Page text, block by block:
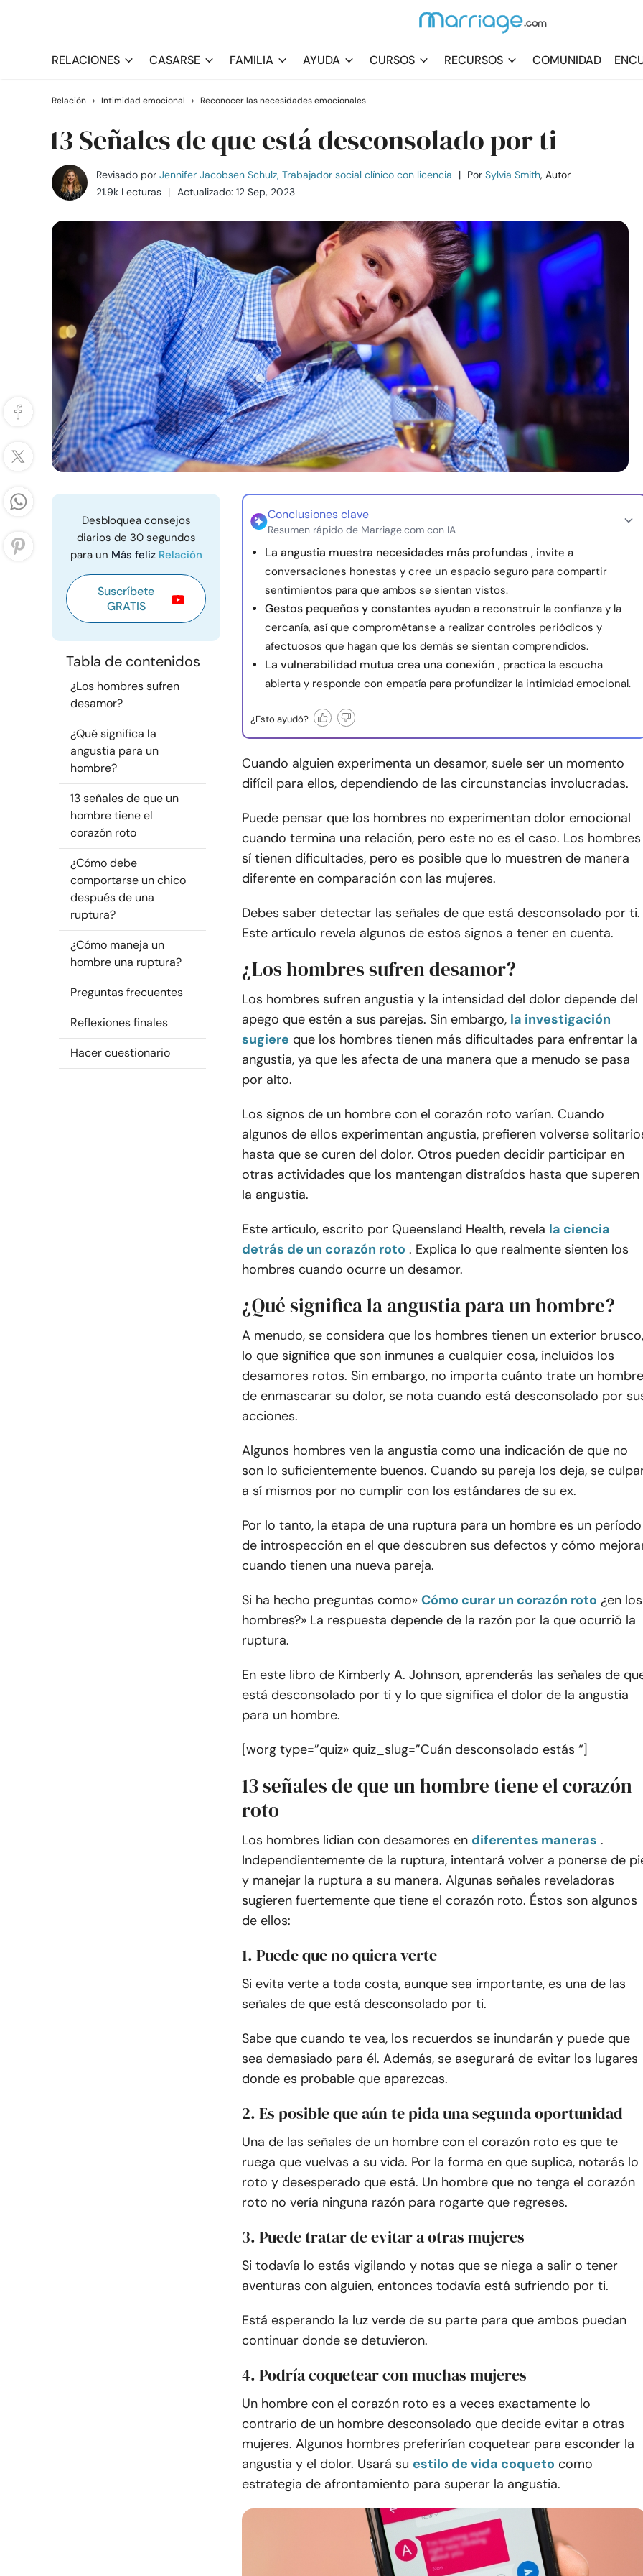
RELACIONES CASARSE FAMILIA AYUDA CURSOS RECURSOS COMUNIDAD
Relación › Intimidad emocional › Reconocer las necesidades emocionales
13 Señales de que está desconsolado por ti
Revisado por Jennifer Jacobsen Schulz, Trabajador social clínico con licencia | Por Sylvia Smith, Autor
21.9k Lecturas
Actualizado: 12 Sep, 2023
Desbloquea consejos
diarios de 30 segundos
para un Más feliz Relación
Suscríbete
GRATIS
Tabla de contenidos
¿Los hombres sufren
desamor?
¿Qué significa la
angustia para un
hombre?
13 señales de que un
hombre tiene el
corazón roto
¿Cómo debe
comportarse un chico
después de una
ruptura?
¿Cómo maneja un
hombre una ruptura?
Preguntas frecuentes
Reflexiones finales
Hacer cuestionario
Conclusiones clave
Resumen rápido de Marriage.com con IA
La angustia muestra necesidades más profundas , invite a
conversaciones honestas y cree un espacio seguro para compartir
sentimientos para que ambos se sientan vistos.
Gestos pequeños y constantes ayudan a reconstruir la confianza y la
cercanía, así que comprométanse a realizar controles periódicos y
afectuosos que hagan que los demás se sientan comprendidos.
La vulnerabilidad mutua crea una conexión , practica la escucha
abierta y responde con empatía para profundizar la intimidad emocional.
¿Esto ayudó?
Cuando alguien experimenta un desamor, suele ser un momento
difícil para ellos, dependiendo de las circunstancias involucradas.
Puede pensar que los hombres no experimentan dolor emocional
cuando termina una relación, pero este no es el caso. Los hombres
sí tienen dificultades, pero es posible que lo muestren de manera
diferente en comparación con las mujeres.
Debes saber detectar las señales de que está desconsolado por ti.
Este artículo revela algunos de estos signos a tener en cuenta.
¿Los hombres sufren desamor?
Los hombres sufren angustia y la intensidad del dolor depende del
apego que estén a sus parejas. Sin embargo, la investigación
sugiere que los hombres tienen más dificultades para enfrentar la
angustia, ya que les afecta de una manera que a menudo se pasa
por alto.
Los signos de un hombre con el corazón roto varían. Cuando
algunos de ellos experimentan angustia, prefieren volverse
hasta que se curen del dolor. Otros pueden decidir participar en
otras actividades que los mantengan distraídos hasta que superen
la angustia.
Este artículo, escrito por Queensland Health, revela la ciencia
detrás de un corazón roto . Explica lo que realmente sienten los
hombres cuando ocurre un desamor.
¿Qué significa la angustia para un hombre?
A menudo, se considera que los hombres tienen un exterior brusco,
lo que significa que son inmunes a cualquier cosa, incluidos los
desamores rotos. Sin embargo, no importa cuánto trate un hombre
de enmascarar su dolor, se nota cuando está desconsolado por
acciones.
Algunos hombres ven la angustia como una indicación de que no
son lo suficientemente buenos. Cuando su pareja los deja, se
a sí mismos por no cumplir con los estándares de su ex.
Por lo tanto, la etapa de una ruptura para un hombre es un período
de introspección en el que descubren sus defectos y cómo
cuando tienen una nueva pareja.
Si ha hecho preguntas como» Cómo curar un corazón roto ¿en los
hombres?» La respuesta depende de la razón por la que ocurrió la
ruptura.
En este libro de Kimberly A. Johnson, aprenderás las señales de
está desconsolado por ti y lo que significa el dolor de la angustia
para un hombre.
[worg type=”quiz» quiz_slug=”Cuán desconsolado estás “]
13 señales de que un hombre tiene el corazón
roto
Los hombres lidian con desamores en diferentes maneras .
Independientemente de la ruptura, intentará volver a ponerse de
y manejar la ruptura a su manera. Algunas señales reveladoras
sugieren fuertemente que tiene el corazón roto. Éstos son algunos
de ellos:
1. Puede que no quiera verte
Si evita verte a toda costa, aunque sea importante, es una de las
señales de que está desconsolado por ti.
Sabe que cuando te vea, los recuerdos se inundarán y puede que
sea demasiado para él. Además, se asegurará de evitar los lugares
donde es probable que aparezcas.
2. Es posible que aún te pida una segunda oportunidad
Una de las señales de un hombre con el corazón roto es que te
ruega que vuelvas a su vida. Por la forma en que suplica, notarás lo
roto y desesperado que está. Un hombre que no tenga el corazón
roto no vería ninguna razón para rogarte que regreses.
3. Puede tratar de evitar a otras mujeres
Si todavía lo estás vigilando y notas que se niega a salir o tener
aventuras con alguien, entonces todavía está sufriendo por ti.
Está esperando la luz verde de su parte para que ambos puedan
continuar donde se detuvieron.
4. Podría coquetear con muchas mujeres
Un hombre con el corazón roto es a veces exactamente lo
contrario de un hombre desconsolado que decide evitar a otras
mujeres. Algunos hombres preferirían coquetear para esconder la
angustia y el dolor. Usará su estilo de vida coqueto como
estrategia de afrontamiento para superar la angustia.